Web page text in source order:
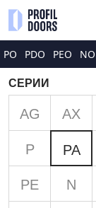
PO PDO PEO NO
СЕРИИ
AG AX
P PA
PE N